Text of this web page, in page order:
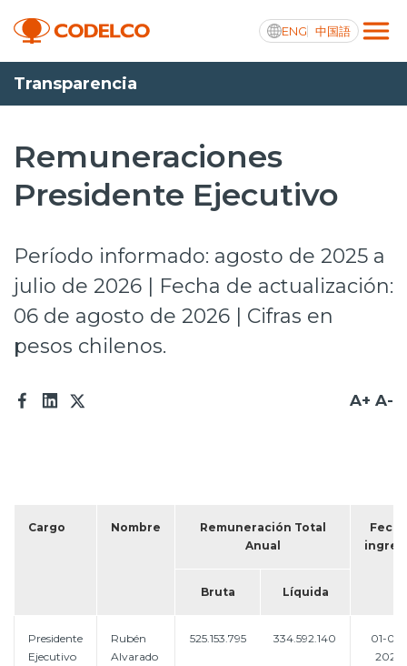
ENG 中国語
Transparencia activa
Nosotros
Proyectos
Sustentabilidad
Innovación
Inversionistas
Transparencia
Remuneraciones
Presidente Ejecutivo
Período informado: agosto de 2025 a
julio de 2026 | Fecha de actualización:
06 de agosto de 2026 | Cifras en
pesos chilenos.
A+ A-
Cargo Nombre
Remuneración Total
Anual
Fecha
Bruta Líquida
Presidente
Ejecutivo
Rubén
Alvarado
525.153.795 334.592.140
01-09-
2023